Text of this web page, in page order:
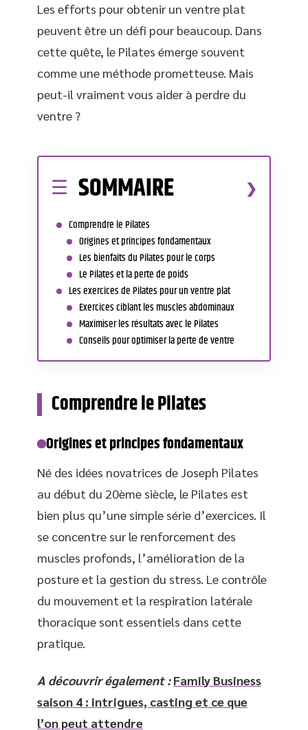
Les efforts pour obtenir un ventre plat
peuvent être un défi pour beaucoup. Dans
cette quête, le Pilates émerge souvent
comme une méthode prometteuse. Mais
peut-il vraiment vous aider à perdre du
ventre ?
SOMMAIRE
Comprendre le Pilates
Origines et principes fondamentaux
Les bienfaits du Pilates pour le corps
Le Pilates et la perte de poids
Les exercices de Pilates pour un ventre plat
Exercices ciblant les muscles abdominaux
Maximiser les résultats avec le Pilates
Conseils pour optimiser la perte de ventre
Comprendre le Pilates
Origines et principes fondamentaux
Né des idées novatrices de Joseph Pilates
au début du 20ème siècle, le Pilates est
bien plus qu’une simple série d’exercices. Il
se concentre sur le renforcement des
muscles profonds, l’amélioration de la
posture et la gestion du stress. Le contrôle
du mouvement et la respiration latérale
thoracique sont essentiels dans cette
pratique.
A découvrir également : Family Business
saison 4 : intrigues, casting et ce que
l’on peut attendre